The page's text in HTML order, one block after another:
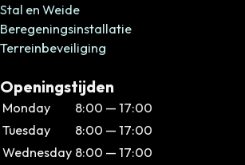
Stal en Weide
Beregeningsinstallatie
Terreinbeveiliging
Openingstijden
Monday
8:00 — 17:00
Tuesday
8:00 — 17:00
Wednesday 8:00 — 17:00